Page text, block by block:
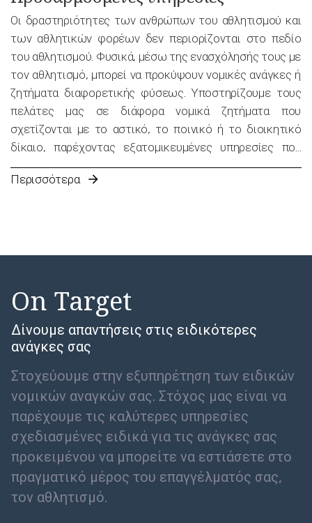
Οι δραστηριότητες των ανθρώπων του αθλητισμού και
των αθλητικών φορέων δεν περιορίζονται στο πεδίο
του αθλητισμού. Φυσικά, μέσω της ενασχόλησής τους με
τον αθλητισμό, μπορεί να προκύψουν νομικές ανάγκες ή
ζητήματα διαφορετικής φύσεως. Υποστηρίζουμε τους
πελάτες μας σε διάφορα νομικά ζητήματα που
σχετίζονται με το αστικό, το ποινικό ή το διοικητικό
δίκαιο, παρέχοντας εξατομικευμένες υπηρεσίες που
είναι κατάλληλες για όλες τις ανάγκες τους. Στόχος μας
είναι να εστιάζουμε στις ιδιαίτερες ανάγκες των
επαγγέλματός σας, τον αθλητισμό.
Περισσότερα
On Target
Δίνουμε απαντήσεις στις ειδικότερες
ανάγκες σας
Στοχεύουμε στην εξυπηρέτηση των ειδικών
νομικών αναγκών σας. Στόχος μας είναι να
παρέχουμε τις καλύτερες υπηρεσίες
σχεδιασμένες ειδικά για τις ανάγκες σας
προκειμένου να μπορείτε να εστιάσετε στο
πραγματικό μέρος του επαγγέλματός σας,
τον αθλητισμό.